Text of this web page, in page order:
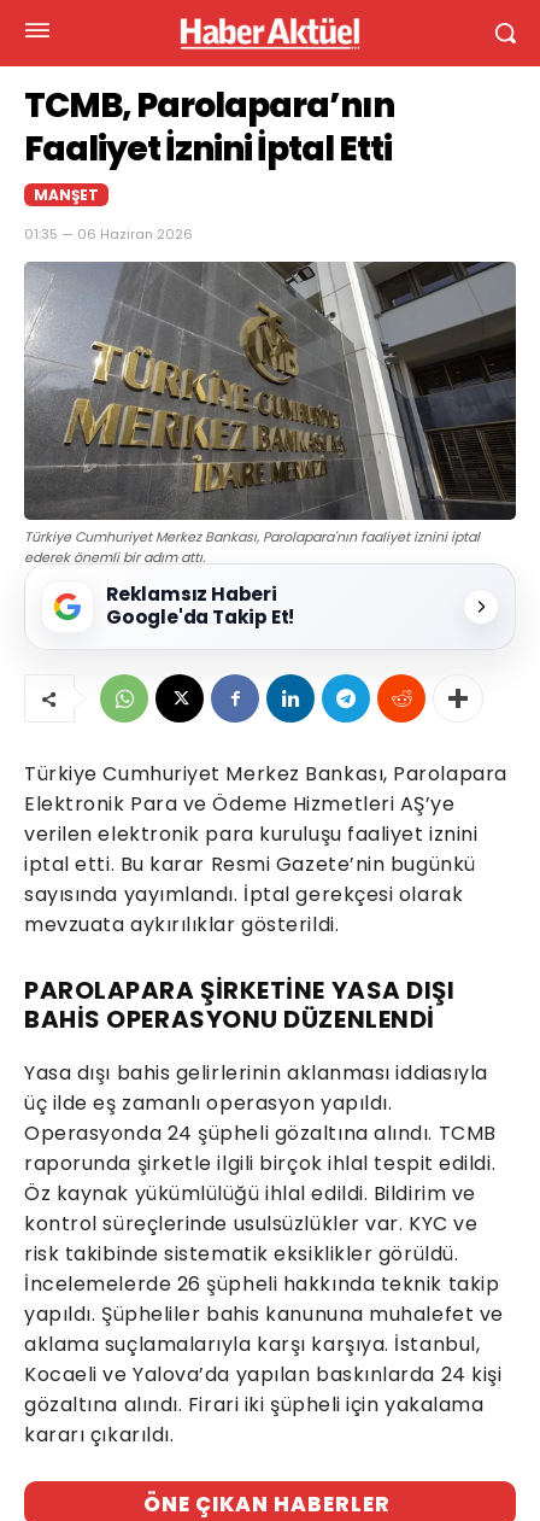
TCMB, Parolapara’nın
Faaliyet İznini İptal Etti
MANŞET
01:35 — 06 Haziran 2026
Türkiye Cumhuriyet Merkez Bankası, Parolapara'nın faaliyet iznini iptal
ederek önemli bir adım attı.
Reklamsız Haberi
Google'da Takip Et!
Türkiye Cumhuriyet Merkez Bankası, Parolapara
Elektronik Para ve Ödeme Hizmetleri AŞ’ye
verilen elektronik para kuruluşu faaliyet iznini
iptal etti. Bu karar Resmi Gazete’nin bugünkü
sayısında yayımlandı. İptal gerekçesi olarak
mevzuata aykırılıklar gösterildi.
PAROLAPARA ŞİRKETİNE YASA DIŞI
BAHİS OPERASYONU DÜZENLENDİ
Yasa dışı bahis gelirlerinin aklanması iddiasıyla
üç ilde eş zamanlı operasyon yapıldı.
Operasyonda 24 şüpheli gözaltına alındı. TCMB
raporunda şirketle ilgili birçok ihlal tespit edildi.
Öz kaynak yükümlülüğü ihlal edildi. Bildirim ve
kontrol süreçlerinde usulsüzlükler var. KYC ve
risk takibinde sistematik eksiklikler görüldü.
İncelemelerde 26 şüpheli hakkında teknik takip
yapıldı. Şüpheliler bahis kanununa muhalefet ve
aklama suçlamalarıyla karşı karşıya. İstanbul,
Kocaeli ve Yalova’da yapılan baskınlarda 24 kişi
gözaltına alındı. Firari iki şüpheli için yakalama
kararı çıkarıldı.
ÖNE ÇIKAN HABERLER